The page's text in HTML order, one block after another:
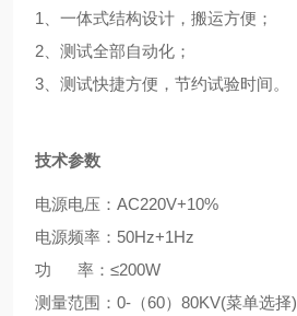
1、一体式结构设计，搬运方便；
2、测试全部自动化；
3、测试快捷方便，节约试验时间。
技术参数
电源电压：AC220V+10%
电源频率：50Hz+1Hz
功 率：≤200W
测量范围：0-（60）80KV(菜单选择)